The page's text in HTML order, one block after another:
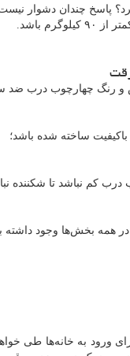
پاسخ چندان دشوار
باشد.
چهارچوب درب ضد
ورود به خانه‌ها طی